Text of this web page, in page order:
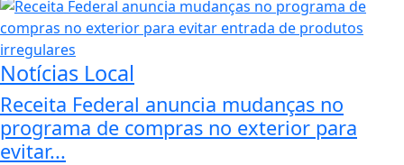
Notícias Local
Receita Federal anuncia mudanças no
programa de compras no exterior para
evitar...